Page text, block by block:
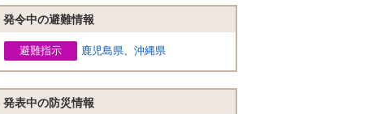
発令中の避難情報
避難指示 鹿児島県、 沖縄県
発表中の防災情報